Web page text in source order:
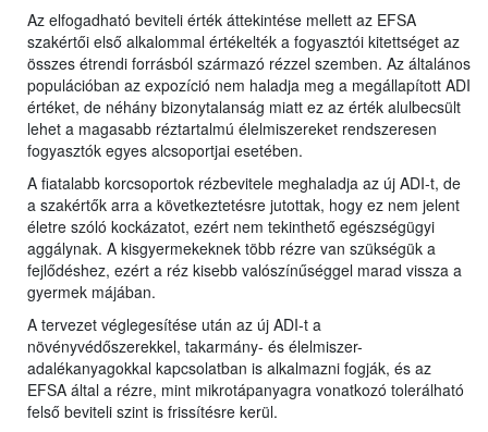
Az elfogadható beviteli érték áttekintése mellett az EFSA
szakértői első alkalommal értékelték a fogyasztói kitettséget az
összes étrendi forrásból származó rézzel szemben. Az általános
populációban az expozíció nem haladja meg a megállapított ADI
értéket, de néhány bizonytalanság miatt ez az érték alulbecsült
lehet a magasabb réztartalmú élelmiszereket rendszeresen
fogyasztók egyes alcsoportjai esetében.
A fiatalabb korcsoportok rézbevitele meghaladja az új ADI-t, de
a szakértők arra a következtetésre jutottak, hogy ez nem jelent
életre szóló kockázatot, ezért nem tekinthető egészségügyi
aggálynak. A kisgyermekeknek több rézre van szükségük a
fejlődéshez, ezért a réz kisebb valószínűséggel marad vissza a
gyermek májában.
A tervezet véglegesítése után az új ADI-t a
növényvédőszerekkel, takarmány- és élelmiszer-
adalékanyagokkal kapcsolatban is alkalmazni fogják, és az
EFSA által a rézre, mint mikrotápanyagra vonatkozó tolerálható
felső beviteli szint is frissítésre kerül.